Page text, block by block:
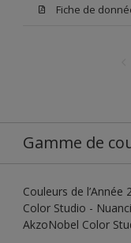
Gamme de
Couleurs de
Color Studio -
AkzoNobel Color